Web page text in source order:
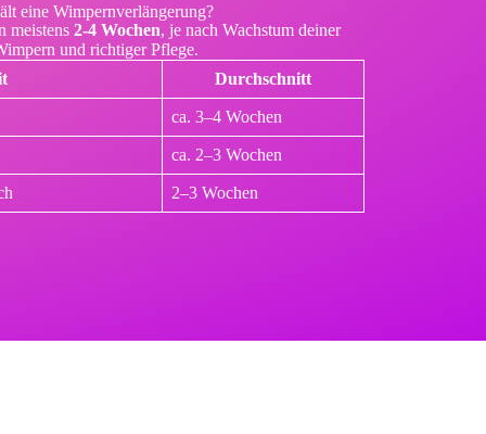
eine Wimpernverlängerung?
meistens 2-4 Wochen, je nach Wachstum deiner
und richtiger Pflege.
Durchschnitt
ca. 3–4 Wochen
ca. 2–3 Wochen
2–3 Wochen